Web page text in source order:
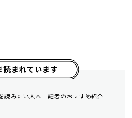
読まれています
読みたい人へ 記者のおすすめ紹介